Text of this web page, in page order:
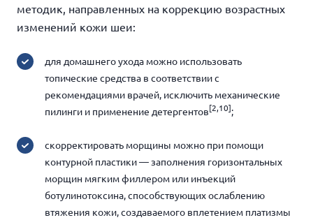
методик, направленных на коррекцию возрастных
изменений кожи шеи:
для домашнего ухода можно использовать
топические средства в соответствии с
рекомендациями врачей, исключить механические
пилинги и применение детергентов [2,10] ;
скорректировать морщины можно при помощи
контурной пластики — заполнения горизонтальных
морщин мягким филлером или инъекций
ботулинотоксина, способствующих ослаблению
втяжения кожи, создаваемого вплетением платизмы